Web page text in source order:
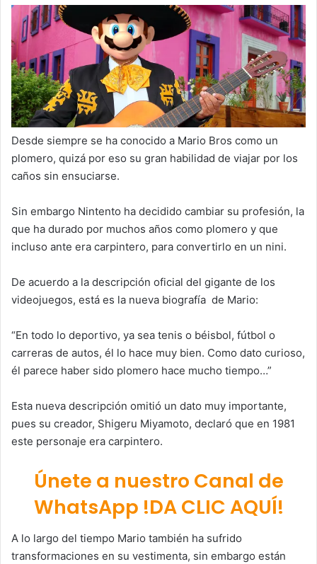
Desde siempre se ha conocido a Mario Bros como un
plomero, quizá por eso su gran habilidad de viajar por los
caños sin ensuciarse.
Sin embargo Nintento ha decidido cambiar su profesión, la
que ha durado por muchos años como plomero y que
incluso ante era carpintero, para convertirlo en un nini.
De acuerdo a la descripción oficial del gigante de los
videojuegos, está es la nueva biografía de Mario:
“En todo lo deportivo, ya sea tenis o béisbol, fútbol o
carreras de autos, él lo hace muy bien. Como dato curioso,
él parece haber sido plomero hace mucho tiempo…”
Esta nueva descripción omitió un dato muy importante,
pues su creador, Shigeru Miyamoto, declaró que en 1981
este personaje era carpintero.
Únete a nuestro Canal de
WhatsApp !DA CLIC AQUÍ!
A lo largo del tiempo Mario también ha sufrido
transformaciones en su vestimenta, sin embargo están